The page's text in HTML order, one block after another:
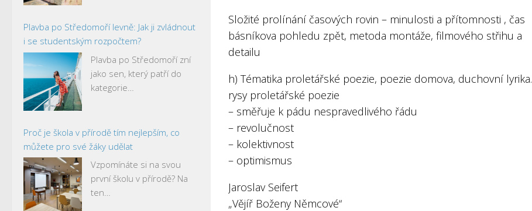
Složité prolínání časových rovin – minulosti a přítomnosti , čas
básníkova pohledu zpět, metoda montáže, filmového střihu a
detailu
h) Tématika proletářské poezie, poezie domova, duchovní lyrika.
rysy proletářské poezie
– směřuje k pádu nespravedlivého řádu
– revolučnost
– kolektivnost
– optimismus
Jaroslav Seifert
„Vějíř Boženy Němcové“
Plavba po Středomoří levně: Jak ji zvládnout
i se studentským rozpočtem?
Plavba po Středomoří zní
jako sen, který patří do
kategorie…
Proč je škola v přírodě tím nejlepším, co
můžete pro své žáky udělat
Vzpomínáte si na svou
první školu v přírodě? Na
ten…